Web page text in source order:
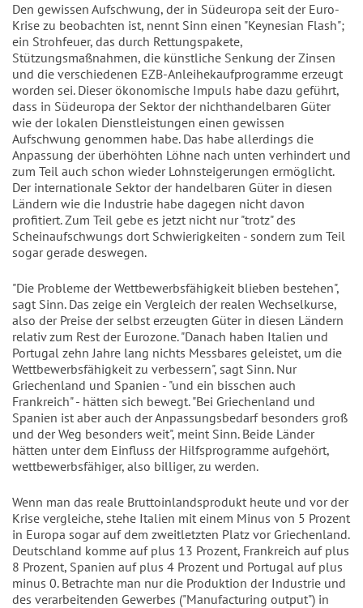
Den gewissen Aufschwung, der in Südeuropa seit der Euro-
Krise zu beobachten ist, nennt Sinn einen "Keynesian Flash";
ein Strohfeuer, das durch Rettungspakete,
Stützungsmaßnahmen, die künstliche Senkung der Zinsen
und die verschiedenen EZB-Anleihekaufprogramme erzeugt
worden sei. Dieser ökonomische Impuls habe dazu geführt,
dass in Südeuropa der Sektor der nichthandelbaren Güter
wie der lokalen Dienstleistungen einen gewissen
Aufschwung genommen habe. Das habe allerdings die
Anpassung der überhöhten Löhne nach unten verhindert und
zum Teil auch schon wieder Lohnsteigerungen ermöglicht.
Der internationale Sektor der handelbaren Güter in diesen
Ländern wie die Industrie habe dagegen nicht davon
profitiert. Zum Teil gebe es jetzt nicht nur "trotz" des
Scheinaufschwungs dort Schwierigkeiten - sondern zum Teil
sogar gerade deswegen.
"Die Probleme der Wettbewerbsfähigkeit blieben bestehen",
sagt Sinn. Das zeige ein Vergleich der realen Wechselkurse,
also der Preise der selbst erzeugten Güter in diesen Ländern
relativ zum Rest der Eurozone. "Danach haben Italien und
Portugal zehn Jahre lang nichts Messbares geleistet, um die
Wettbewerbsfähigkeit zu verbessern", sagt Sinn. Nur
Griechenland und Spanien - "und ein bisschen auch
Frankreich" - hätten sich bewegt. "Bei Griechenland und
Spanien ist aber auch der Anpassungsbedarf besonders groß
und der Weg besonders weit", meint Sinn. Beide Länder
hätten unter dem Einfluss der Hilfsprogramme aufgehört,
wettbewerbsfähiger, also billiger, zu werden.
Wenn man das reale Bruttoinlandsprodukt heute und vor der
Krise vergleiche, stehe Italien mit einem Minus von 5 Prozent
in Europa sogar auf dem zweitletzten Platz vor Griechenland.
Deutschland komme auf plus 13 Prozent, Frankreich auf plus
8 Prozent, Spanien auf plus 4 Prozent und Portugal auf plus
minus 0. Betrachte man nur die Produktion der Industrie und
des verarbeitenden Gewerbes ("Manufacturing output") in